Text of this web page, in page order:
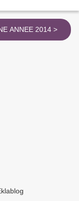
BONNE ANNEE 2014 >